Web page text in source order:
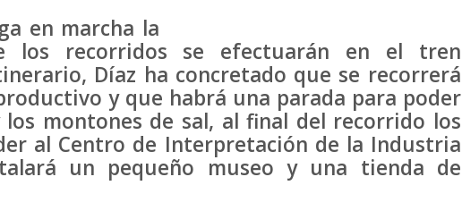
marcha la
los recorridos se efectuarán en el tren
Díaz ha concretado que se recorrerá
y que habrá una parada para poder
montones de sal, al final del recorrido los
al Centro de Interpretación de la Industria
un pequeño museo y una tienda de